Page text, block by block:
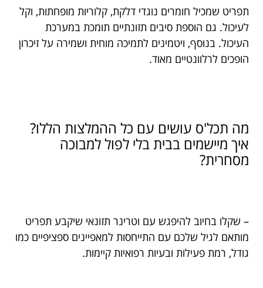
תפריט שמכיל חומרים נוגדי דלקת, קלוריות מופחתות, וקל
לעיכול. גם הוספת סיבים תזונתיים תומכת במערכת
העיכול. בנוסף, ויטמינים לתמיכה מוחית ושמירה על זיכרון
הופכים לרלוונטיים מאוד.
מה תכל'ס עושים עם כל ההמלצות הללו?
איך מיישמים בבית בלי לפול למבוכה
מסחרית?
– שקלו בחיוב להיפגש עם וטרינר תזונאי שיקבע תפריט
מותאם לגיל שלכם עם התייחסות למאפיינים ספציפיים כמו
גודל, רמת פעילות ובעיות רפואיות קיימות.